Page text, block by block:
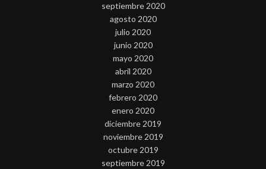
septiembre 2020
agosto 2020
julio 2020
junio 2020
mayo 2020
abril 2020
marzo 2020
febrero 2020
enero 2020
diciembre 2019
noviembre 2019
octubre 2019
septiembre 2019